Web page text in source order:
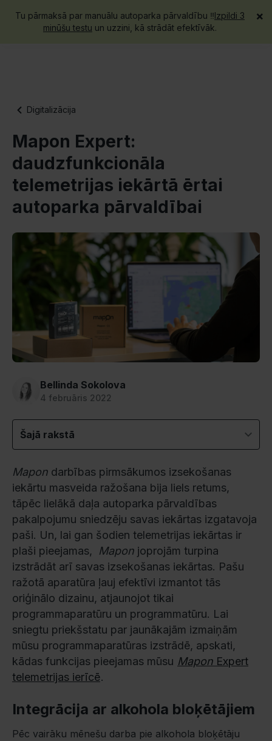
Tu pārmaksā par manuālu autoparka pārvaldību ‼️Izpildi 3
minūšu testu un uzzini, kā strādāt efektīvāk.
×
Piesakies demo
Digitalizācija
Mapon Expert:
daudzfunkcionāla
telemetrijas iekārtā ērtai
autoparka pārvaldībai
Bellinda Sokolova
4 februāris 2022
Šajā rakstā
Mapon darbības pirmsākumos izsekošanas
iekārtu masveida ražošana bija liels retums,
tāpēc lielākā daļa autoparka pārvaldības
pakalpojumu sniedzēju savas iekārtas izgatavoja
paši. Un, lai gan šodien telemetrijas iekārtas ir
plaši pieejamas, Mapon joprojām turpina
izstrādāt arī savas izsekošanas iekārtas. Pašu
ražotā aparatūra ļauj efektīvi izmantot tās
oriģinālo dizainu, atjaunojot tikai
programmaparatūru un programmatūru. Lai
sniegtu priekšstatu par jaunākajām izmaiņām
mūsu programmaparatūras izstrādē, apskati,
kādas funkcijas pieejamas mūsu Mapon Expert
telemetrijas ierīcē.
Integrācija ar alkohola bloķētājiem
Pēc vairāku mēnešu darba pie alkohola bloķētāju